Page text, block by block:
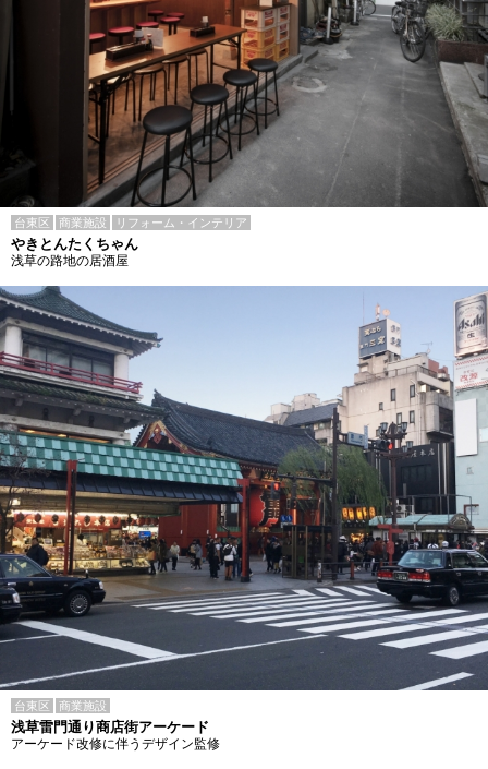
台東区 商業施設 リフォーム・インテリア
やきとんたくちゃん
浅草の路地の居酒屋
台東区 商業施設
浅草雷門通り商店街アーケード
アーケード改修に伴うデザイン監修